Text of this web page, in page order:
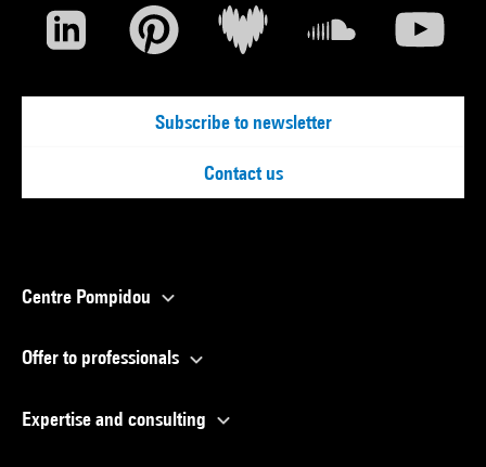
Subscribe to newsletter
Contact us
Centre Pompidou
Offer to professionals
Expertise and consulting